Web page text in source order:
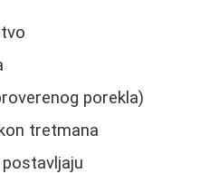
porekla)
tretmana